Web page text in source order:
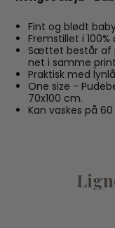
Fint og blødt
Fremstillet i
Sættet består af
net i samme print
Praktisk med
One size -
70x100 cm.
Kan vaskes på